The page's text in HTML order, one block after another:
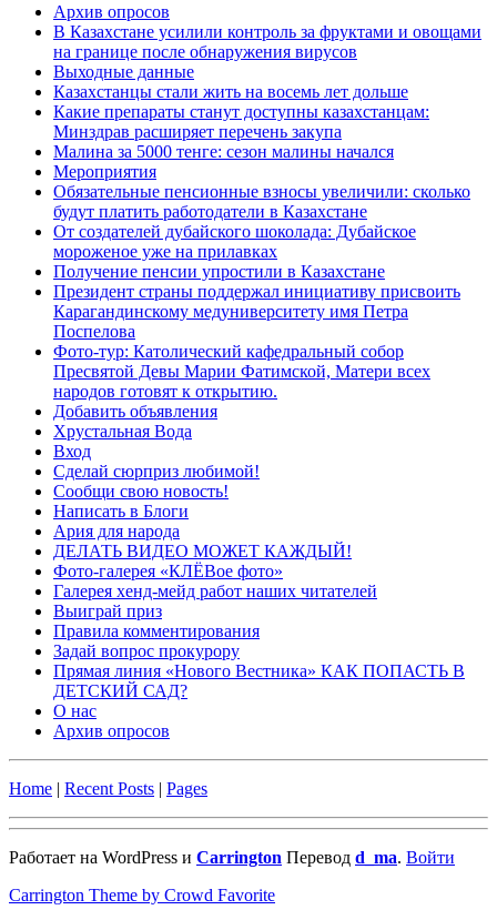
Архив опросов
В Казахстане усилили контроль за фруктами и овощами
на границе после обнаружения вирусов
Выходные данные
Казахстанцы стали жить на восемь лет дольше
Какие препараты станут доступны казахстанцам:
Минздрав расширяет перечень закупа
Малина за 5000 тенге: сезон малины начался
Мероприятия
Обязательные пенсионные взносы увеличили: сколько
будут платить работодатели в Казахстане
От создателей дубайского шоколада: Дубайское
мороженое уже на прилавках
Получение пенсии упростили в Казахстане
Президент страны поддержал инициативу присвоить
Карагандинскому медуниверситету имя Петра
Поспелова
Фото-тур: Католический кафедральный собор
Пресвятой Девы Марии Фатимской, Матери всех
народов готовят к открытию.
Добавить объявления
Хрустальная Вода
Вход
Сделай сюрприз любимой!
Сообщи свою новость!
Написать в Блоги
Ария для народа
ДЕЛАТЬ ВИДЕО МОЖЕТ КАЖДЫЙ!
Фото-галерея «КЛЁВое фото»
Галерея хенд-мейд работ наших читателей
Выиграй приз
Правила комментирования
Задай вопрос прокурору
Прямая линия «Нового Вестника» КАК ПОПАСТЬ В
ДЕТСКИЙ САД?
О нас
Архив опросов
Home | Recent Posts | Pages
Работает на WordPress и Carrington Перевод d_ma. Войти
Carrington Theme by Crowd Favorite